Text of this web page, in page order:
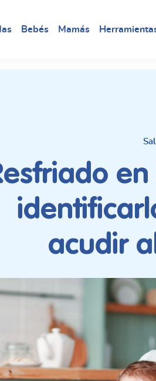
Bebés Mamás
acudir